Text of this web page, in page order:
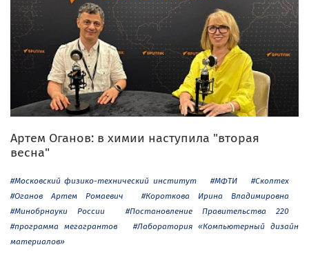
Артем Оганов: в химии наступила "вторая
весна"
#Московский физико-технический институт #МФТИ
#Сколтех
#Оганов Артем Ромаевич
#Короткова Ирина Владимировна
#Минобрнауки России
#Постановление Правительства 220
#программа мегагрантов
#Лаборатория «Компьютерный дизайн
материалов»